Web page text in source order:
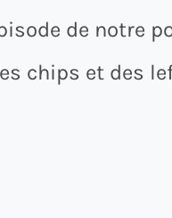
de notre
chips et des